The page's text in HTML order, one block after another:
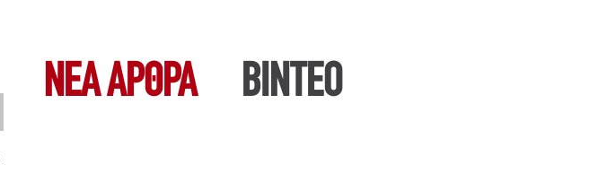
ΝΕΑ ΆΡΘΡΑ ΒΙΝΤΕΟ